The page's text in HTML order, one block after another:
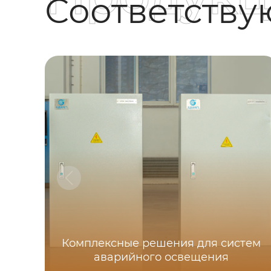
Комплексные решения для систем
аварийного освещения